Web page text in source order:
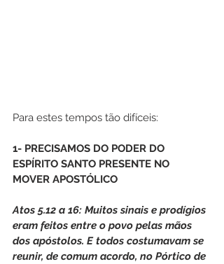
Para estes tempos tão difíceis:
1- PRECISAMOS DO PODER DO
ESPÍRITO SANTO PRESENTE NO
MOVER APOSTÓLICO
Atos 5.12 a 16: Muitos sinais e prodígios
eram feitos entre o povo pelas mãos
dos apóstolos. E todos costumavam se
reunir, de comum acordo, no Pórtico de